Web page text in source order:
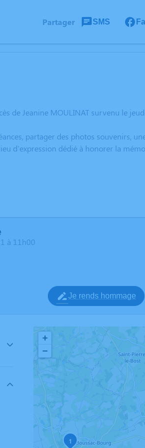
Partager SMS
de Jeanine MOULINAT survenu le
partager des photos souvenirs,
d'expression dédié à honorer la
à 11h00
Je rends hommage
1
+
−